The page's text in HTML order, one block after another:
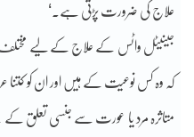
علاج کی ضرورت پڑتی ہے۔‘
جینیٹل واٹس کے علاج کے لیے مختلف
کہ وہ کس نوعیت کے ہیں اور ان کو کتنا
متاثرہ مرد یا عورت سے جنسی تعلق کے